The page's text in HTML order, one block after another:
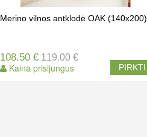
Merino vilnos antklodė OAK (140x200)
108.50 €
Kaina prisijungus
119.00 €
PIRKTI